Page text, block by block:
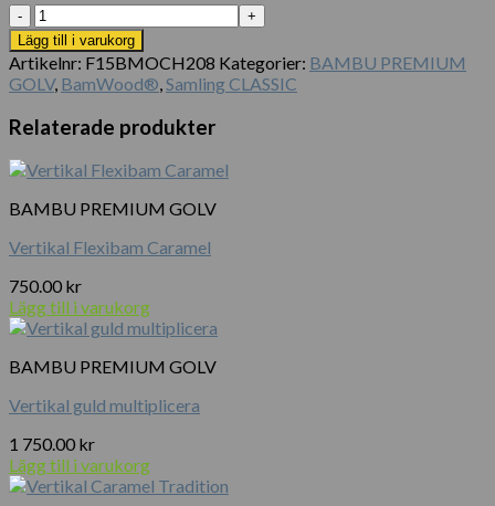
BamWood®
Champagne
Multiplicera
mängd
Lägg till i varukorg
Artikelnr: F15BMOCH208 Kategorier: BAMBU PREMIUM
GOLV, BamWood®,Samling CLASSIC
Relaterade produkter
BAMBU PREMIUM GOLV
Vertikal Flexibam Caramel
750.00 kr
Lägg till i varukorg
BAMBU PREMIUM GOLV
Vertikal guld multiplicera
1 750.00 kr
Lägg till i varukorg